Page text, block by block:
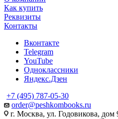
Как купить
Реквизиты
Контакты
Вконтакте
Telegram
YouTube
Одноклассники
Яндекс.Дзен
+7 (495) 787-05-30
order@peshkombooks.ru
г. Москва, ул. Годовикова, дом